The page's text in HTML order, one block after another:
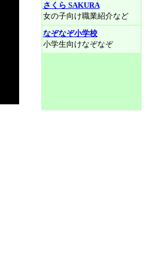
さくら SAKURA
女の子向け職業紹介など
なぞなぞ小学校
小学生向けなぞなぞ